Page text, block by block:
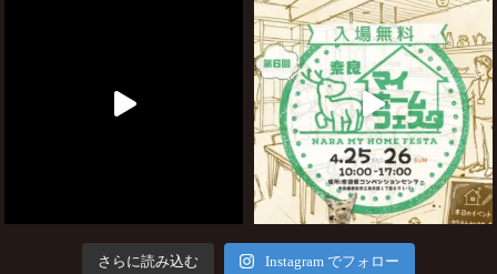
さらに読み込む Instagram でフォロー